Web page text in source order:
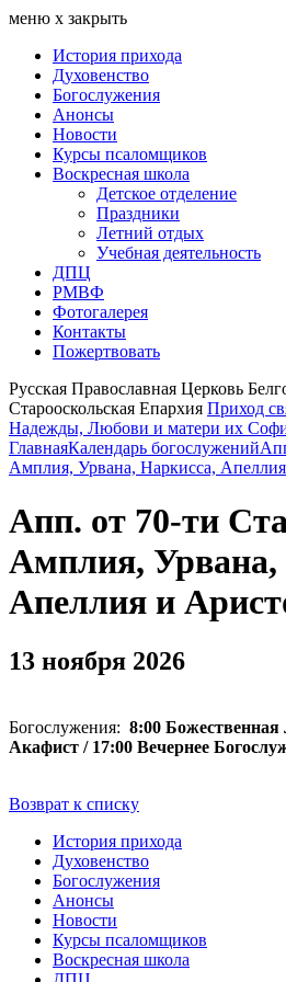
меню х закрыть
История прихода
Духовенство
Богослужения
Анонсы
Новости
Курсы псаломщиков
Воскресная школа
Детское отделение
Праздники
Летний отдых
Учебная деятельность
ДПЦ
РМВФ
Фотогалерея
Контакты
Пожертвовать
Русская Православная Церковь
Старооскольская Епархия Приход
Надежды, Любови и матери их
ГлавнаяКалендарь богослужений
Амплия, Урвана, Наркисса,
Апп. от 70-ти
Амплия, Урвана,
Апеллия и
13 ноября 2026
Богослужения: 8:00 Божественная
Акафист / 17:00 Вечернее
Возврат к списку
История прихода
Духовенство
Богослужения
Анонсы
Новости
Курсы псаломщиков
Воскресная школа